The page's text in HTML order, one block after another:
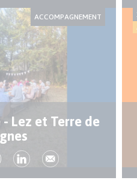
ACCOMPAGNEMENT
Lez et Terre de